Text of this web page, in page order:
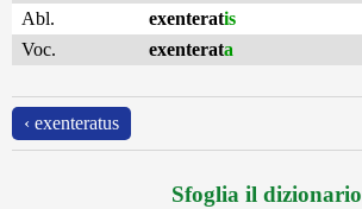
Abl.
exenteratis
Voc.
exenterata
‹ exenteratus
Sfoglia il dizionario